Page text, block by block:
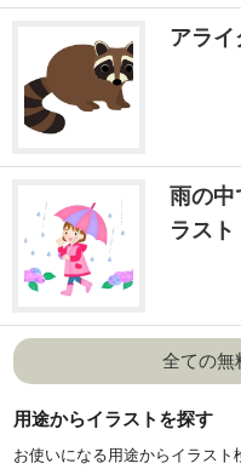
アライ
雨の中
ラスト
全ての無
用途からイラストを探す
お使いになる用途からイラスト